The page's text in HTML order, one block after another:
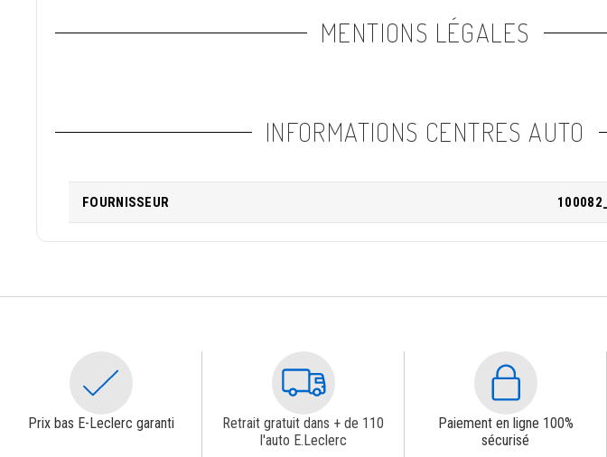
MENTIONS LÉGALES
INFORMATIONS CENTRES AUTO
FOURNISSEUR 100082_I
Prix bas E-Leclerc garanti
Retrait gratuit dans + de 110
l'auto E.Leclerc
Paiement en ligne 100%
sécurisé